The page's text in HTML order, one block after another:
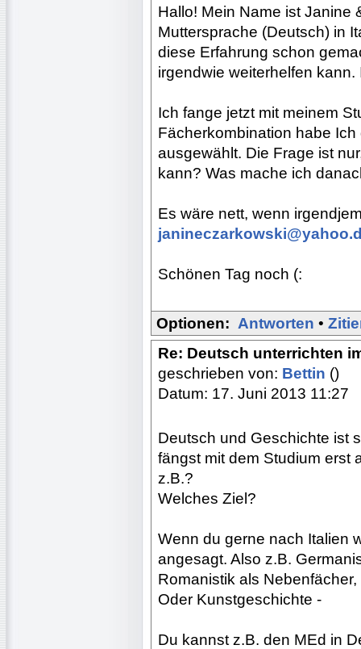
Hallo! Mein Name ist Janine
Muttersprache (Deutsch) in
diese Erfahrung schon
irgendwie weiterhelfen
Ich fange jetzt mit meinem
Fächerkombination habe
ausgewählt. Die Frage ist
kann? Was mache ich
Es wäre nett, wenn
Schönen Tag noch (:
Optionen: Antworten •
Re: Deutsch unterrichten
geschrieben von: Bettin ()
Datum: 17. Juni 2013 11:27
Deutsch und Geschichte ist
fängst mit dem Studium erst
z.B.?
Welches Ziel?
Wenn du gerne nach Italien
angesagt. Also z.B.
Romanistik als
Oder Kunstgeschichte -
Du kannst z.B. den MEd in